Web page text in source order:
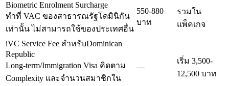
Biometric Enrolment Surcharge
ทำที่ VAC ของสาธารณรัฐโดมินิกัน
เท่านั้น ไม่สามารถใช้ของประเทศอื่น
550-880
บาท
รวมใน
แพ็คเกจ
iVC Service Fee สำหรับDominican
Republic
Long-term/Immigration Visa คิดตาม
Complexity และจำนวนสมาชิกใน
—
เริ่ม 3,500-
12,500 บาท